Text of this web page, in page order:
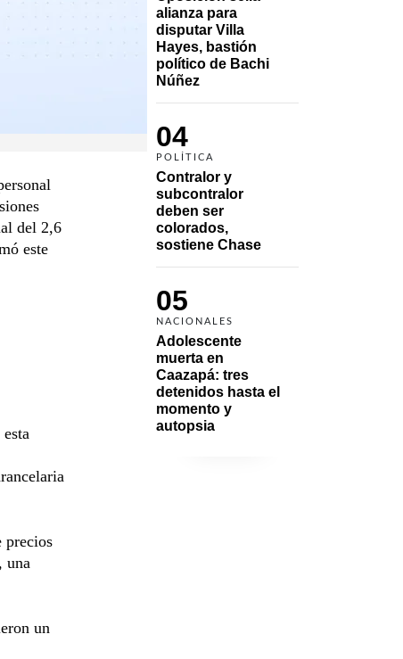
alianza para
disputar Villa
Hayes, bastión
político de Bachi
Núñez
04
POLÍTICA
Contralor y
subcontralor
deben ser
colorados,
sostiene Chase
05
NACIONALES
Adolescente
muerta en
Caazapá: tres
detenidos hasta el
momento y
autopsia
del 2,6
este
precios
una
un